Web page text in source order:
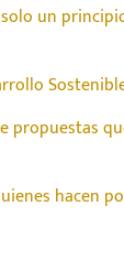
un
hacen